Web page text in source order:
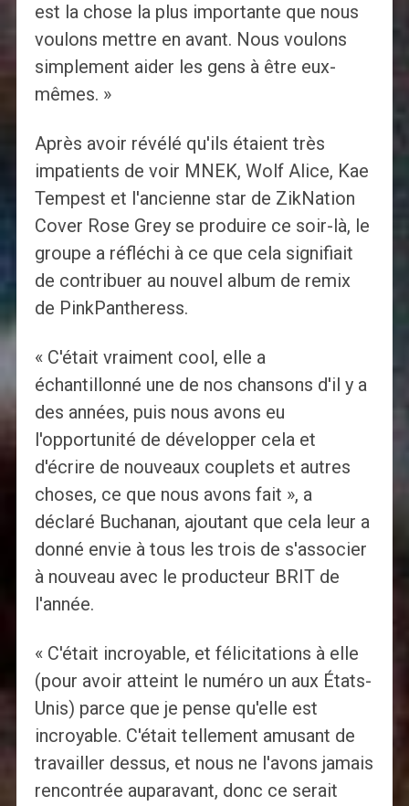
est la chose la plus importante que nous
voulons mettre en avant. Nous voulons
simplement aider les gens à être eux-
mêmes. »
Après avoir révélé qu'ils étaient très
impatients de voir MNEK, Wolf Alice, Kae
Tempest et l'ancienne star de ZikNation
Cover Rose Grey se produire ce soir-là, le
groupe a réfléchi à ce que cela signifiait
de contribuer au nouvel album de remix
de PinkPantheress.
« C'était vraiment cool, elle a
échantillonné une de nos chansons d'il y a
des années, puis nous avons eu
l'opportunité de développer cela et
d'écrire de nouveaux couplets et autres
choses, ce que nous avons fait », a
déclaré Buchanan, ajoutant que cela leur a
donné envie à tous les trois de s'associer
à nouveau avec le producteur BRIT de
l'année.
« C'était incroyable, et félicitations à elle
(pour avoir atteint le numéro un aux États-
Unis) parce que je pense qu'elle est
incroyable. C'était tellement amusant de
travailler dessus, et nous ne l'avons jamais
rencontrée auparavant, donc ce serait